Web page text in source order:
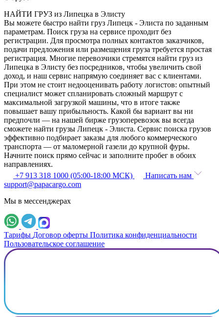
НАЙТИ ГРУЗ из Липецка в Элисту
Вы можете быстро найти груз Липецк - Элиста по заданным
параметрам. Поиск груза на сервисе проходит без
регистрации. Для просмотра полных контактов заказчиков,
подачи предложения или размещения груза требуется простая
регистрация. Многие перевозчики стремятся найти груз из
Липецка в Элисту без посредников, чтобы увеличить свой
доход, и наш сервис напрямую соединяет вас с клиентами.
При этом не стоит недооценивать работу логистов: опытный
специалист может спланировать сложный маршрут с
максимальной загрузкой машины, что в итоге также
повышает вашу прибыльность. Какой бы вариант вы ни
предпочли — на нашей бирже грузоперевозок вы всегда
сможете найти грузы Липецк - Элиста. Сервис поиска грузов
эффективно подбирает заказы для любого коммерческого
транспорта — от маломерной газели до крупной фуры.
Начните поиск прямо сейчас и заполните пробег в обоих
направлениях.
+7 913 318 1000 (05:00-18:00 МСК)
Написать нам
support@papacargo.com
Мы в мессенджерах
Тарифы Договор оферты Политика конфиденциальности
Пользовательское соглашение